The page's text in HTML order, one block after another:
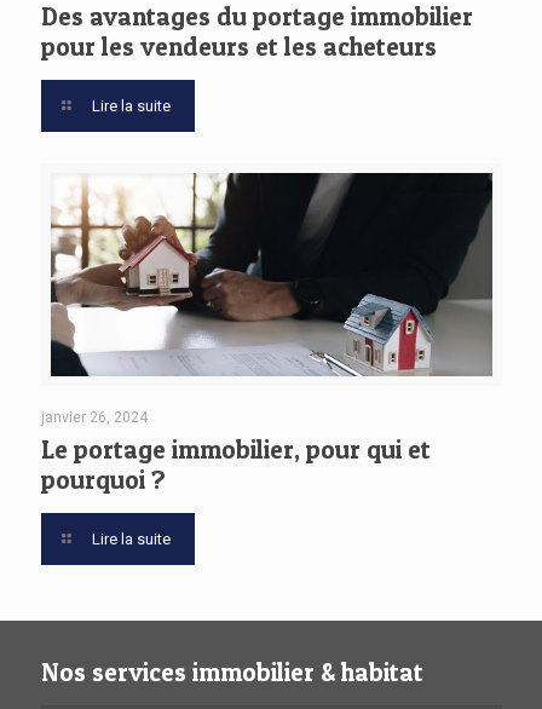
Des avantages du portage immobilier
pour les vendeurs et les acheteurs
Lire la suite
janvier 26, 2024
Le portage immobilier, pour qui et
pourquoi ?
Lire la suite
Nos services immobilier & habitat